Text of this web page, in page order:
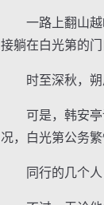
一路上翻山越岭
接躺在白光第的门
时至深秋，朔风
可是，韩安亭说
况，白光第公务
同行的几个人，